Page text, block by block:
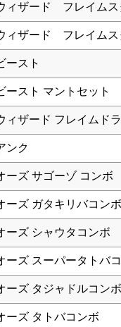
ィザード フレイムス
ィザード フレイムス
ースト
ースト マントセット
ィザード フレイムド
ンク
ーズ サゴーゾ コンボ
ーズ ガタキリバコンボ
ーズ シャウタコンボ
ーズ スーパータトバ
ーズ タジャドルコンボ
ーズ タトバコンボ